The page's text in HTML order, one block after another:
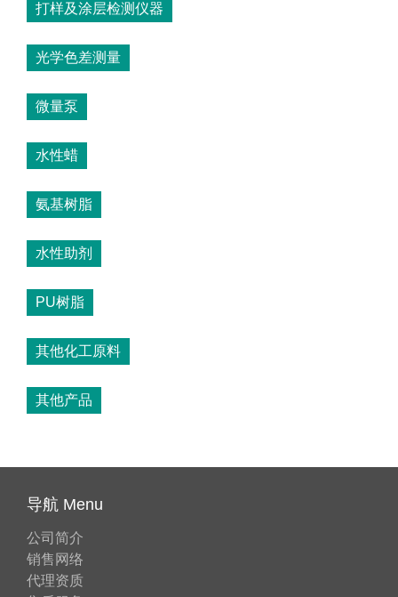
打样及涂层检测仪器
光学色差测量
微量泵
水性蜡
氨基树脂
水性助剂
PU树脂
其他化工原料
其他产品
导航 Menu
公司简介
销售网络
代理资质